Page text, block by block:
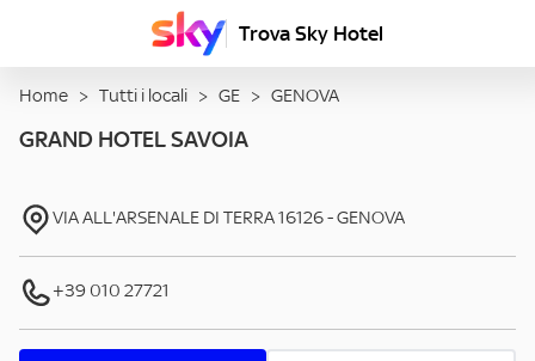
Trova Sky Hotel
Home > Tutti i locali > GE > GENOVA
GRAND HOTEL SAVOIA
VIA ALL'ARSENALE DI TERRA16126-GENOVA
+39 010 27721